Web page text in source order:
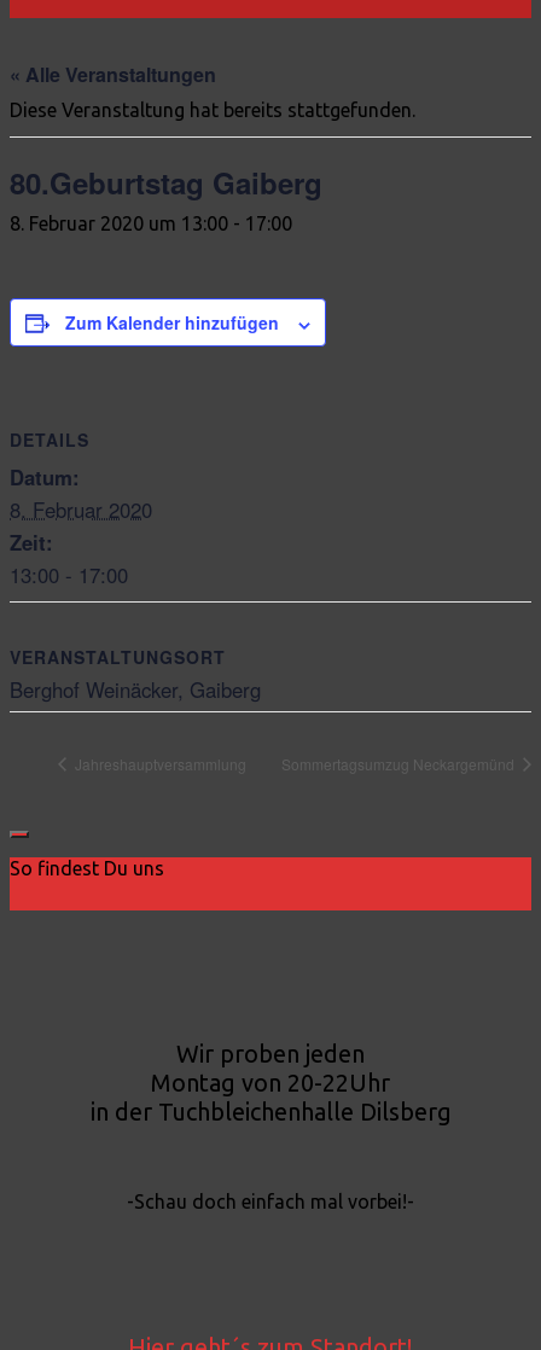
« Alle Veranstaltungen
Diese Veranstaltung hat bereits stattgefunden.
80.Geburtstag Gaiberg
8. Februar 2020 um 13:00 - 17:00
Zum Kalender hinzufügen
DETAILS
Datum:
8. Februar 2020
Zeit:
13:00 - 17:00
VERANSTALTUNGSORT
Berghof Weinäcker, Gaiberg
Jahreshauptversammlung Sommertagsumzug Neckargemünd
So findest Du uns
Wir proben jeden
Montag von 20-22Uhr
in der Tuchbleichenhalle Dilsberg
-Schau doch einfach mal vorbei!-